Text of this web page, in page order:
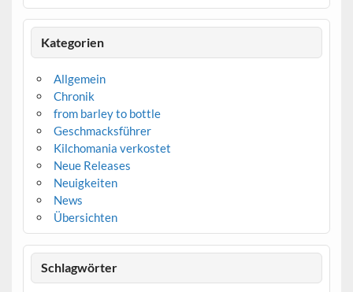
Kategorien
Allgemein
Chronik
from barley to bottle
Geschmacksführer
Kilchomania verkostet
Neue Releases
Neuigkeiten
News
Übersichten
Schlagwörter